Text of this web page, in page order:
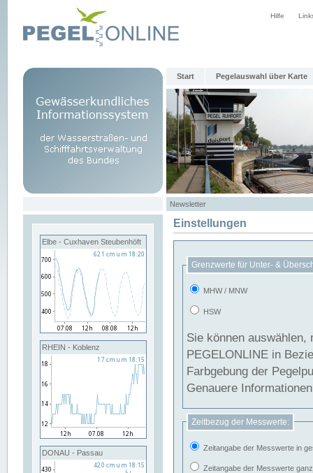
Hilfe
Start Pegelauswahl über Karte
Newsletter
Elbe - Cuxhaven Steubenhöft
RHEIN - Koblenz
DONAU - Passau
Einstellungen
Grenzwerte für Unter- &
MHW / MNW
HSW
Sie können
PEGELONLINE in Beziehung
Farbgebung der
Genauere
Zeitbezug der Messwerte:
Zeitangabe der Messwerte in
Zeitangabe der Messwerte